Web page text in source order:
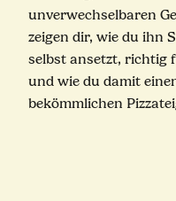
unverwechselbaren
zeigen dir, wie du ihn
selbst ansetzt, richtig
und wie du damit
bekömmlichen